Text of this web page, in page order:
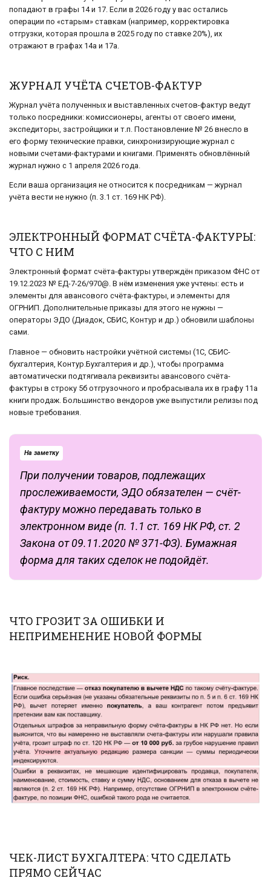
попадают в графы 14 и 17. Если в 2026 году у вас остались
операции по «старым» ставкам (например, корректировка
отгрузки, которая прошла в 2025 году по ставке 20%), их
отражают в графах 14а и 17а.
ЖУРНАЛ УЧЁТА СЧЕТОВ-ФАКТУР
Журнал учёта полученных и выставленных счетов-фактур ведут
только посредники: комиссионеры, агенты от своего имени,
экспедиторы, застройщики и т.п. Постановление № 26 внесло в
его форму технические правки, синхронизирующие журнал с
новыми счетами-фактурами и книгами. Применять обновлённый
журнал нужно с 1 апреля 2026 года.
Если ваша организация не относится к посредникам — журнал
учёта вести не нужно (п. 3.1 ст. 169 НК РФ).
ЭЛЕКТРОННЫЙ ФОРМАТ СЧЁТА-ФАКТУРЫ:
ЧТО С НИМ
Электронный формат счёта-фактуры утверждён приказом ФНС от
19.12.2023 № ЕД-7-26/970@. В нём изменения уже учтены: есть и
элементы для авансового счёта-фактуры, и элементы для
ОГРНИП. Дополнительные приказы для этого не нужны —
операторы ЭДО (Диадок, СБИС, Контур и др.) обновили шаблоны
сами.
Главное — обновить настройки учётной системы (1С, СБИС-
бухгалтерия, Контур.Бухгалтерия и др.), чтобы программа
автоматически подтягивала реквизиты авансового счёта-
фактуры в строку 5б отгрузочного и пробрасывала их в графу 11а
книги продаж. Большинство вендоров уже выпустили релизы под
новые требования.
На заметку
При получении товаров, подлежащих
прослеживаемости, ЭДО обязателен — счёт-
фактуру можно передавать только в
электронном виде (п. 1.1 ст. 169 НК РФ, ст. 2
Закона от 09.11.2020 № 371-ФЗ). Бумажная
форма для таких сделок не подойдёт.
ЧТО ГРОЗИТ ЗА ОШИБКИ И
НЕПРИМЕНЕНИЕ НОВОЙ ФОРМЫ
ЧЕК-ЛИСТ БУХГАЛТЕРА: ЧТО СДЕЛАТЬ
ПРЯМО СЕЙЧАС